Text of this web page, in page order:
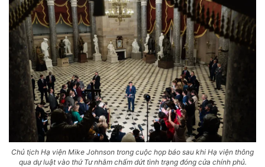
Chủ tịch Hạ viện Mike Johnson trong cuộc họp báo sau khi Hạ viện thông
qua dự luật vào thứ Tư nhằm chấm dứt tình trạng đóng cửa chính phủ.